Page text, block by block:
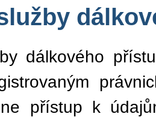
dálkového
přístup k